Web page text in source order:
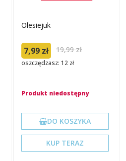
Olesiejuk
7,99 zł 19,99 zł
oszczędzasz: 12 zł
Produkt niedostępny
DO KOSZYKA
KUP TERAZ